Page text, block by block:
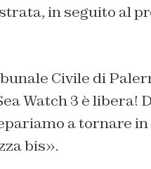
in seguito al
Civile di
Watch3 è libera!
a tornare
bis».